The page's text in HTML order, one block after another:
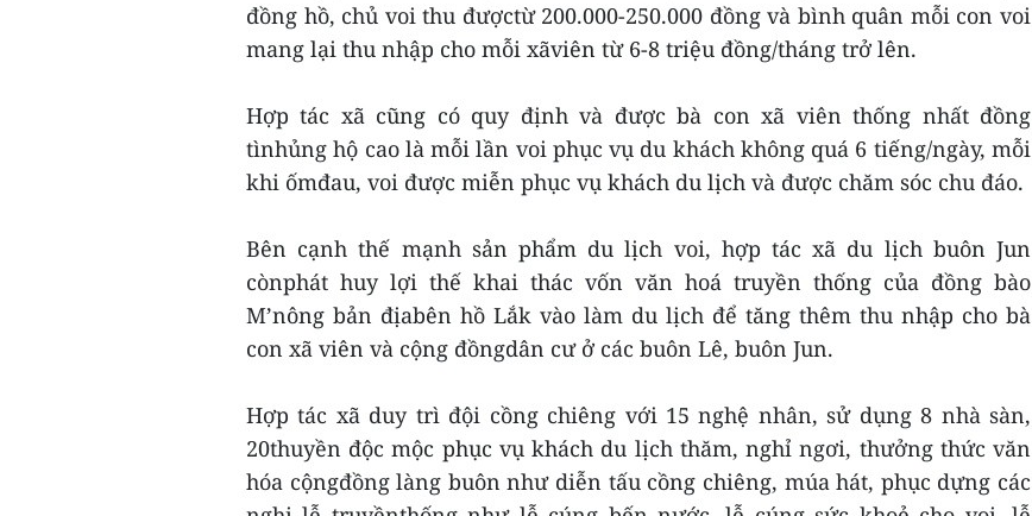
đồng hồ, chủ voi thu đượctừ 200.000-250.000 đồng và bình quân mỗi con voi
mang lại thu nhập cho mỗi xãviên từ 6-8 triệu đồng/tháng trở lên.
Hợp tác xã cũng có quy định và được bà con xã viên thống nhất đồng
tìnhủng hộ cao là mỗi lần voi phục vụ du khách không quá 6 tiếng/ngày, mỗi
khi ốmđau, voi được miễn phục vụ khách du lịch và được chăm sóc chu đáo.
Bên cạnh thế mạnh sản phẩm du lịch voi, hợp tác xã du lịch buôn Jun
cònphát huy lợi thế khai thác vốn văn hoá truyền thống của đồng bào
M’nông bản địabên hồ Lắk vào làm du lịch để tăng thêm thu nhập cho bà
con xã viên và cộng đồngdân cư ở các buôn Lê, buôn Jun.
Hợp tác xã duy trì đội cồng chiêng với 15 nghệ nhân, sử dụng 8 nhà sàn,
20thuyền độc mộc phục vụ khách du lịch thăm, nghỉ ngơi, thưởng thức văn
hóa cộngđồng làng buôn như diễn tấu cồng chiêng, múa hát, phục dựng các